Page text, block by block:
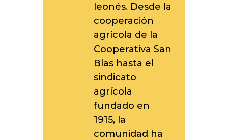
leonés. Desde la
cooperación
agrícola de la
Cooperativa San
Blas hasta el
sindicato
agrícola
fundado en
1915, la
comunidad ha